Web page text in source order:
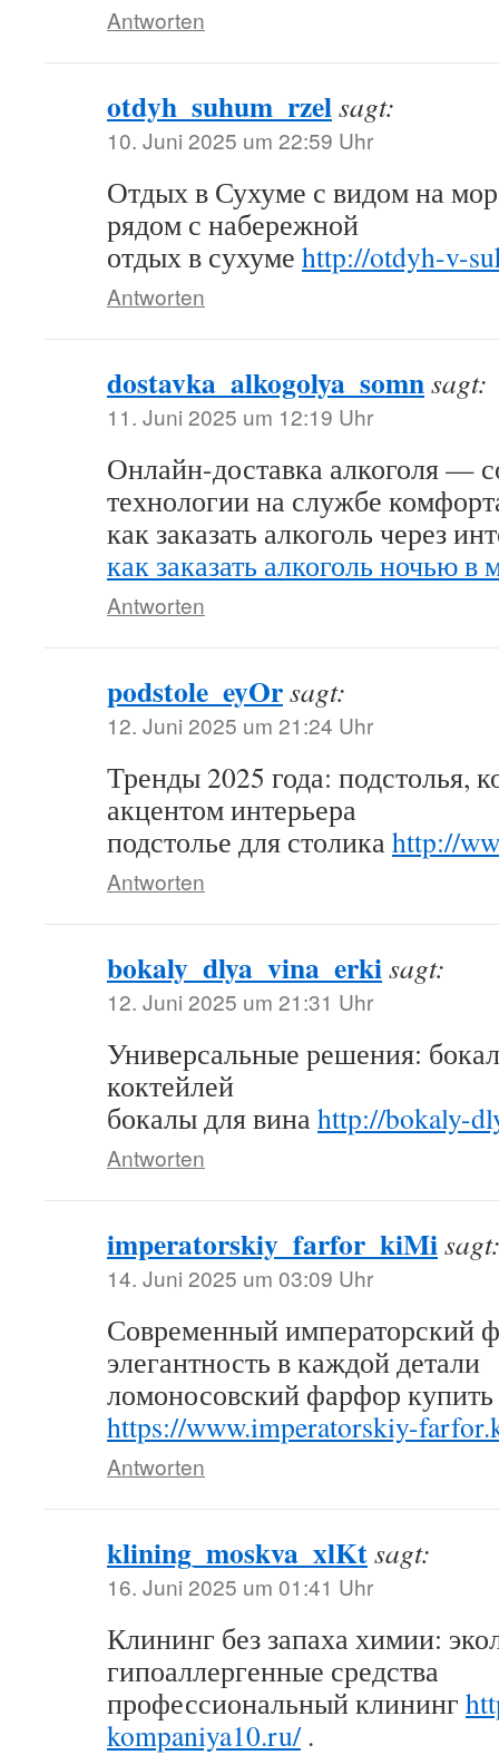
Antworten
otdyh_suhum_rzelsagt:
10. Juni 2025 um 22:59 Uhr
Отдых в Сухуме с видом на
рядом с набережной
отдых в сухуме http://otdyh-v-
Antworten
dostavka_alkogolya_somnsagt:
11. Juni 2025 um 12:19 Uhr
Онлайн-доставка алкоголя —
технологии на службе
как заказать алкоголь через
как заказать алкоголь ночью в
Antworten
podstole_eyOrsagt:
12. Juni 2025 um 21:24 Uhr
Тренды 2025 года: подстолья,
акцентом интерьера
подстолье для столика http://
Antworten
bokaly_dlya_vina_erkisagt:
12. Juni 2025 um 21:31 Uhr
Универсальные решения:
коктейлей
бокалы для вина http://bokaly-
Antworten
imperatorskiy_farfor_kiMi
14. Juni 2025 um 03:09 Uhr
Современный императорский
элегантность в каждой детали
ломоносовский фарфор купить
https://www.imperatorskiy-
Antworten
klining_moskva_xlKtsagt:
16. Juni 2025 um 01:41 Uhr
Клининг без запаха химии:
гипоаллергенные средства
профессиональный клининг
kompaniya10.ru/.